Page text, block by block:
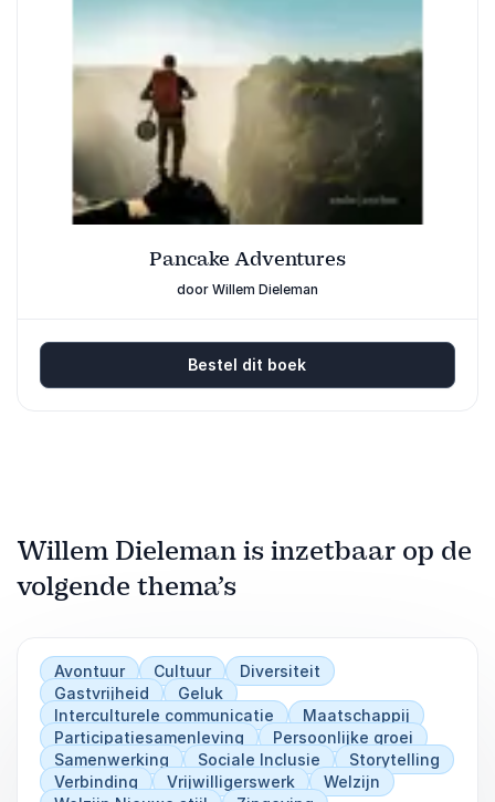
Pancake Adventures
door Willem Dieleman
Bestel dit boek
Willem Dieleman is inzetbaar op de
volgende thema’s
Avontuur Cultuur
Diversiteit
Gastvrijheid
Geluk
Interculturele communicatie
Maatschappij
Participatiesamenleving
Persoonlijke groei
Samenwerking
Sociale Inclusie
Storytelling
Verbinding
Vrijwilligerswerk
Welzijn